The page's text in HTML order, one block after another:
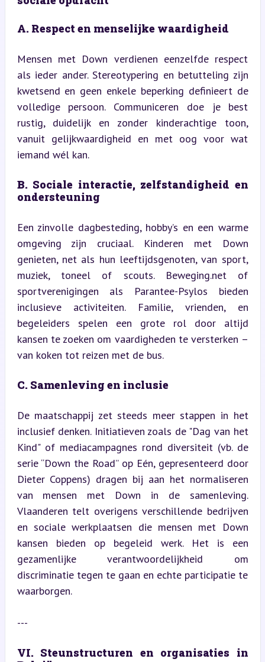
A. Respect en menselijke waardigheid
Mensen met Down verdienen eenzelfde respect
als ieder ander. Stereotypering en betutteling zijn
kwetsend en geen enkele beperking definieert de
volledige persoon. Communiceren doe je best
rustig, duidelijk en zonder kinderachtige toon,
vanuit gelijkwaardigheid en met oog voor wat
iemand wél kan.
B. Sociale interactie, zelfstandigheid en
ondersteuning
Een zinvolle dagbesteding, hobby’s en een warme
omgeving zijn cruciaal. Kinderen met Down
genieten, net als hun leeftijdsgenoten, van sport,
muziek, toneel of scouts. Beweging.net of
sportverenigingen als Parantee-Psylos bieden
inclusieve activiteiten. Familie, vrienden, en
begeleiders spelen een grote rol door altijd
kansen te zoeken om vaardigheden te versterken –
van koken tot reizen met de bus.
C. Samenleving en inclusie
De maatschappij zet steeds meer stappen in het
inclusief denken. Initiatieven zoals de "Dag van het
Kind" of mediacampagnes rond diversiteit (vb. de
serie “Down the Road” op Eén, gepresenteerd door
Dieter Coppens) dragen bij aan het normaliseren
van mensen met Down in de samenleving.
Vlaanderen telt overigens verschillende bedrijven
en sociale werkplaatsen die mensen met Down
kansen bieden op begeleid werk. Het is een
gezamenlijke verantwoordelijkheid om
discriminatie tegen te gaan en echte participatie te
waarborgen.
---
VI. Steunstructuren en organisaties in